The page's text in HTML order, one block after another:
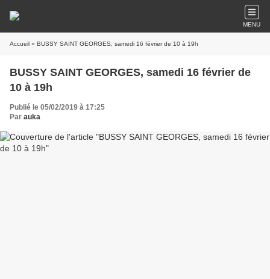
MENU
Accueil » BUSSY SAINT GEORGES, samedi 16 février de 10 à 19h
BUSSY SAINT GEORGES, samedi 16 février de
10 à 19h
Publié le 05/02/2019 à 17:25
Par auka